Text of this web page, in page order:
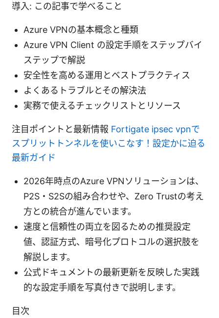
導入: この記事で学べること
Azure VPNの基本概念と種類
Azure VPN Client の設定手順をステップバイ
ステップで解説
安全性を高める運用とベストプラクティス
よくあるトラブルとその解決法
実務で使えるチェックリストとリソース
注目ポイントと最新情報 Fortigate ipsec vpnで
スプリットトンネルを使いこなす！設定かに迫る
最新ガイド
2026年時点のAzure VPNソリューションは、
P2S・S2Sの組み合わせや、Zero Trustの考え
方との統合が進んでいます。
速度と信頼性の両立を図るための推奨設定
値、認証方式、暗号化プロトコルの選択肢を
解説します。
公式ドキュメントの最新更新を反映した実践
的な設定手順を写真付きで説明します。
目次